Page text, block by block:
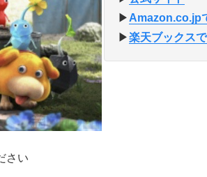
▶︎ Amazon.co.jp
▶︎楽天ブックス
さい